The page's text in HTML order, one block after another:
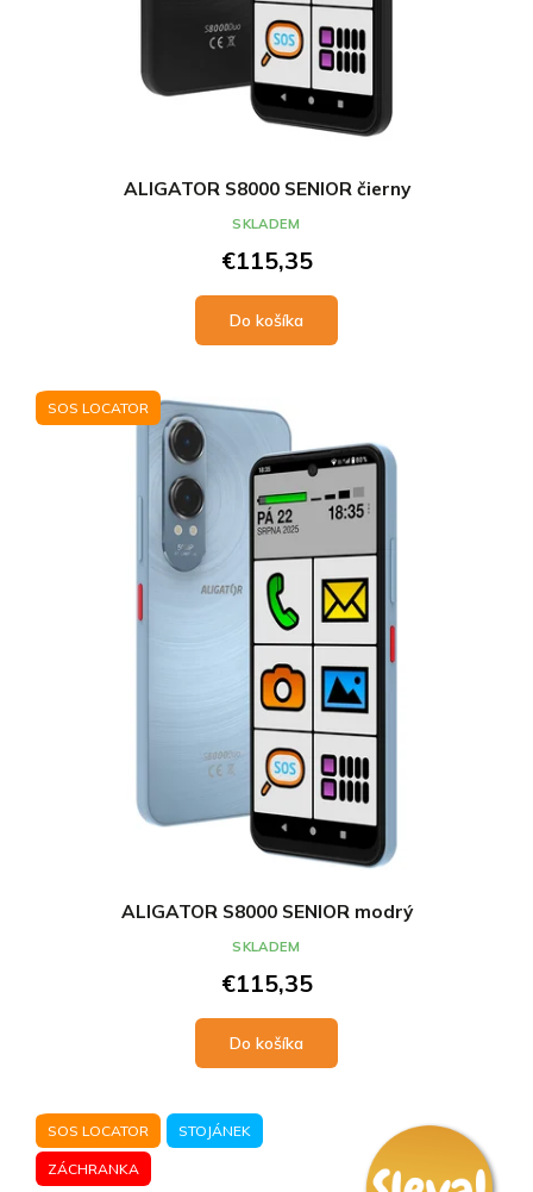
ALIGATOR S8000 SENIOR čierny
€115,35
Do košíka
SKLADEM
SOS LOCATOR
ALIGATOR S8000 SENIOR modrý
€115,35
Do košíka
SKLADEM
SOS LOCATOR STOJÁNEK
ZÁCHRANKA